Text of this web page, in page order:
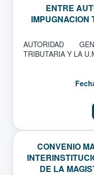
ENTRE
IMPUGNACION
AUTORIDAD
TRIBUTARIA Y LA
CONVENIO
DE LA